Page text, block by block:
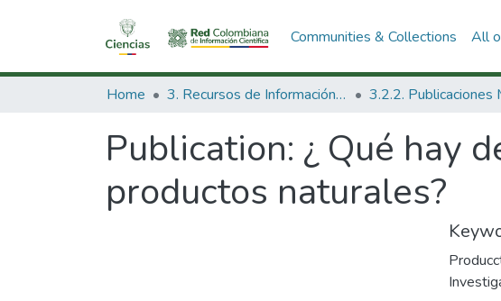
Communities & Collections All
Home 3. Recursos de Información Científica y Tecnológica
Publication: ¿ Qué hay
productos naturales?